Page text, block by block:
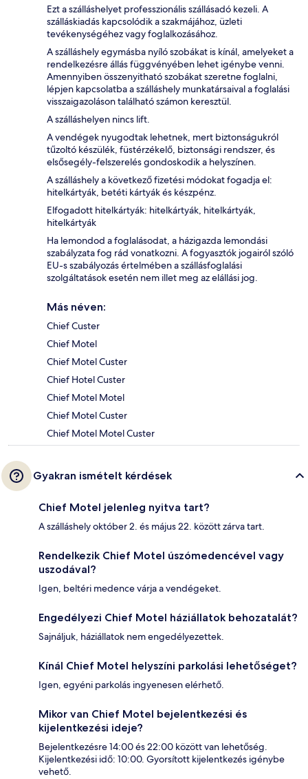
Ezt a szálláshelyet professzionális szállásadó kezeli. A
szálláskiadás kapcsolódik a szakmájához, üzleti
tevékenységéhez vagy foglalkozásához.
A szálláshely egymásba nyíló szobákat is kínál, amelyeket a
rendelkezésre állás függvényében lehet igénybe venni.
Amennyiben összenyitható szobákat szeretne foglalni,
lépjen kapcsolatba a szálláshely munkatársaival a foglalási
visszaigazoláson található számon keresztül.
A szálláshelyen nincs lift.
A vendégek nyugodtak lehetnek, mert biztonságukról
tűzoltó készülék, füstérzékelő, biztonsági rendszer, és
elsősegély-felszerelés gondoskodik a helyszínen.
A szálláshely a következő fizetési módokat fogadja el:
hitelkártyák, betéti kártyák és készpénz.
Elfogadott hitelkártyák: hitelkártyák, hitelkártyák,
hitelkártyák
Ha lemondod a foglalásodat, a házigazda lemondási
szabályzata fog rád vonatkozni. A fogyasztók jogairól szóló
EU-s szabályozás értelmében a szállásfoglalási
szolgáltatások esetén nem illet meg az elállási jog.
Más néven:
Chief Custer
Chief Motel
Chief Motel Custer
Chief Hotel Custer
Chief Motel Motel
Chief Motel Custer
Chief Motel Motel Custer
Gyakran ismételt kérdések
Chief Motel jelenleg nyitva tart?
A szálláshely október 2. és május 22. között zárva tart.
Rendelkezik Chief Motel úszómedencével vagy
uszodával?
Igen, beltéri medence várja a vendégeket.
Engedélyezi Chief Motel háziállatok behozatalát?
Sajnáljuk, háziállatok nem engedélyezettek.
Kínál Chief Motel helyszíni parkolási lehetőséget?
Igen, egyéni parkolás ingyenesen elérhető.
Mikor van Chief Motel bejelentkezési és
kijelentkezési ideje?
Bejelentkezésre 14:00 és 22:00 között van lehetőség.
Kijelentkezési idő: 10:00. Gyorsított kijelentkezés igénybe
vehető.